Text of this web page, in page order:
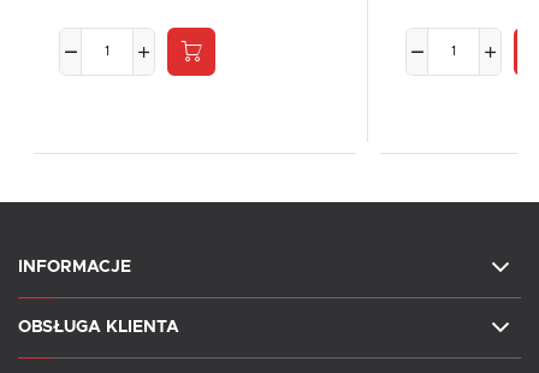
INFORMACJE
OBSŁUGA KLIENTA